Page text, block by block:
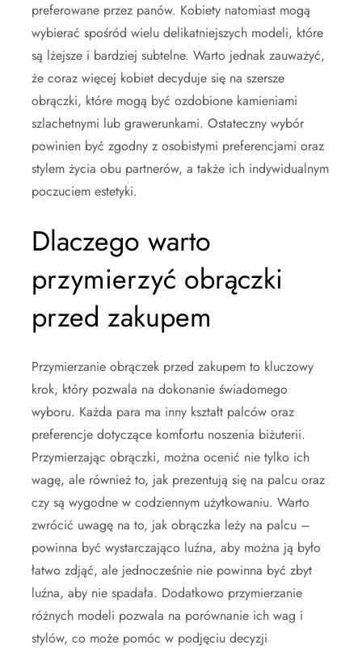
preferowane przez panów. Kobiety natomiast mogą
wybierać spośród wielu delikatniejszych modeli, które
są lżejsze i bardziej subtelne. Warto jednak zauważyć,
że coraz więcej kobiet decyduje się na szersze
obrączki, które mogą być ozdobione kamieniami
szlachetnymi lub grawerunkami. Ostateczny wybór
powinien być zgodny z osobistymi preferencjami oraz
stylem życia obu partnerów, a także ich indywidualnym
poczuciem estetyki.
Dlaczego warto
przymierzyć obrączki
przed zakupem
Przymierzanie obrączek przed zakupem to kluczowy
krok, który pozwala na dokonanie świadomego
wyboru. Każda para ma inny kształt palców oraz
preferencje dotyczące komfortu noszenia biżuterii.
Przymierzając obrączki, można ocenić nie tylko ich
wagę, ale również to, jak prezentują się na palcu oraz
czy są wygodne w codziennym użytkowaniu. Warto
zwrócić uwagę na to, jak obrączka leży na palcu –
powinna być wystarczająco luźna, aby można ją było
łatwo zdjąć, ale jednocześnie nie powinna być zbyt
luźna, aby nie spadała. Dodatkowo przymierzanie
różnych modeli pozwala na porównanie ich wag i
stylów, co może pomóc w podjęciu decyzji